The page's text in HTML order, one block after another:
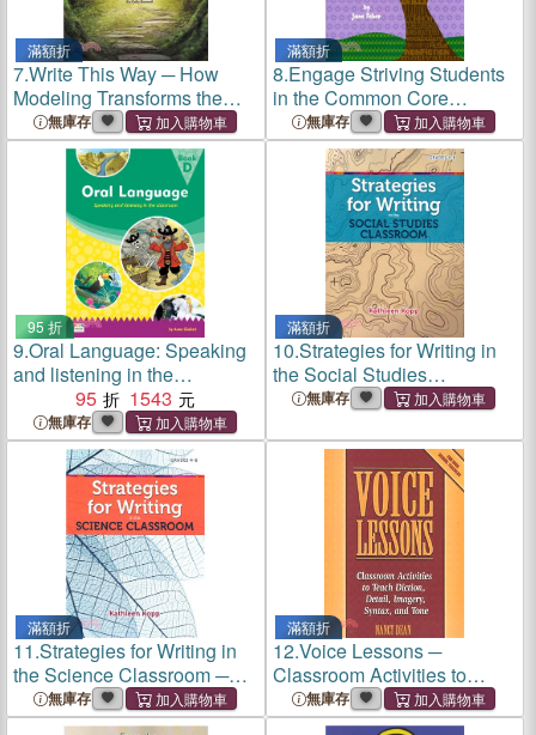
滿額折
7.Write This Way ─ How
Modeling Transforms the
Writing Classroom
無庫存
滿額折
8.Engage Striving Students
in the Common Core
Classroom
無庫存
95 折
9.Oral Language: Speaking
and listening in the
classroom - Book D
95 1543
無庫存
滿額折
10.Strategies for Writing in
the Social Studies
Classroom ─ Grades 4-8
無庫存
滿額折
11.Strategies for Writing in
the Science Classroom ─
Grades 4-8
無庫存
滿額折
12.Voice Lessons ─
Classroom Activities to
Teach Diction, Detail,
Imagery, Syntax, and Tone
無庫存